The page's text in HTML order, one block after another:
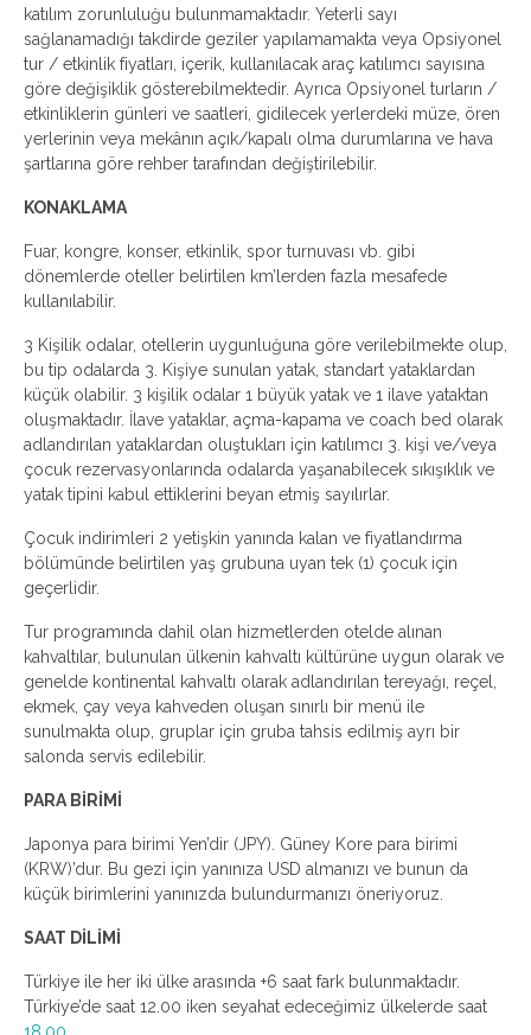
katılım zorunluluğu bulunmamaktadır. Yeterli sayı
sağlanamadığı takdirde geziler yapılamamakta veya Opsiyonel
tur / etkinlik fiyatları, içerik, kullanılacak araç katılımcı sayısına
göre değişiklik gösterebilmektedir. Ayrıca Opsiyonel turların /
etkinliklerin günleri ve saatleri, gidilecek yerlerdeki müze, ören
yerlerinin veya mekânın açık/kapalı olma durumlarına ve hava
şartlarına göre rehber tarafından değiştirilebilir.
KONAKLAMA
Fuar, kongre, konser, etkinlik, spor turnuvası vb. gibi
dönemlerde oteller belirtilen km’lerden fazla mesafede
kullanılabilir.
3 Kişilik odalar, otellerin uygunluğuna göre verilebilmekte olup,
bu tip odalarda 3. Kişiye sunulan yatak, standart yataklardan
küçük olabilir. 3 kişilik odalar 1 büyük yatak ve 1 ilave yataktan
oluşmaktadır. İlave yataklar, açma-kapama ve coach bed olarak
adlandırılan yataklardan oluştukları için katılımcı 3. kişi ve/veya
çocuk rezervasyonlarında odalarda yaşanabilecek sıkışıklık ve
yatak tipini kabul ettiklerini beyan etmiş sayılırlar.
Çocuk indirimleri 2 yetişkin yanında kalan ve fiyatlandırma
bölümünde belirtilen yaş grubuna uyan tek (1) çocuk için
geçerlidir.
Tur programında dahil olan hizmetlerden otelde alınan
kahvaltılar, bulunulan ülkenin kahvaltı kültürüne uygun olarak ve
genelde kontinental kahvaltı olarak adlandırılan tereyağı, reçel,
ekmek, çay veya kahveden oluşan sınırlı bir menü ile
sunulmakta olup, gruplar için gruba tahsis edilmiş ayrı bir
salonda servis edilebilir.
PARA BİRİMİ
Japonya para birimi Yen’dir (JPY). Güney Kore para birimi
(KRW)’dur. Bu gezi için yanınıza USD almanızı ve bunun da
küçük birimlerini yanınızda bulundurmanızı öneriyoruz.
SAAT DİLİMİ
Türkiye ile her iki ülke arasında +6 saat fark bulunmaktadır.
Türkiye’de saat 12.00 iken seyahat edeceğimiz ülkelerde saat